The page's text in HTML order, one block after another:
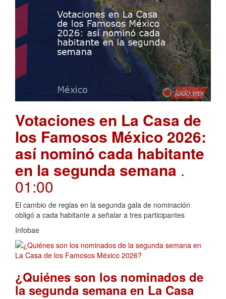
Votaciones en La Casa de
los Famosos México 2026:
así nominó cada habitante
en la segunda semana .
01:00
El cambio de reglas en la segunda gala de nominación
obligó a cada habitante a señalar a tres participantes
Infobae
¿Quiénes son los nominados de
la segunda semana en La Casa